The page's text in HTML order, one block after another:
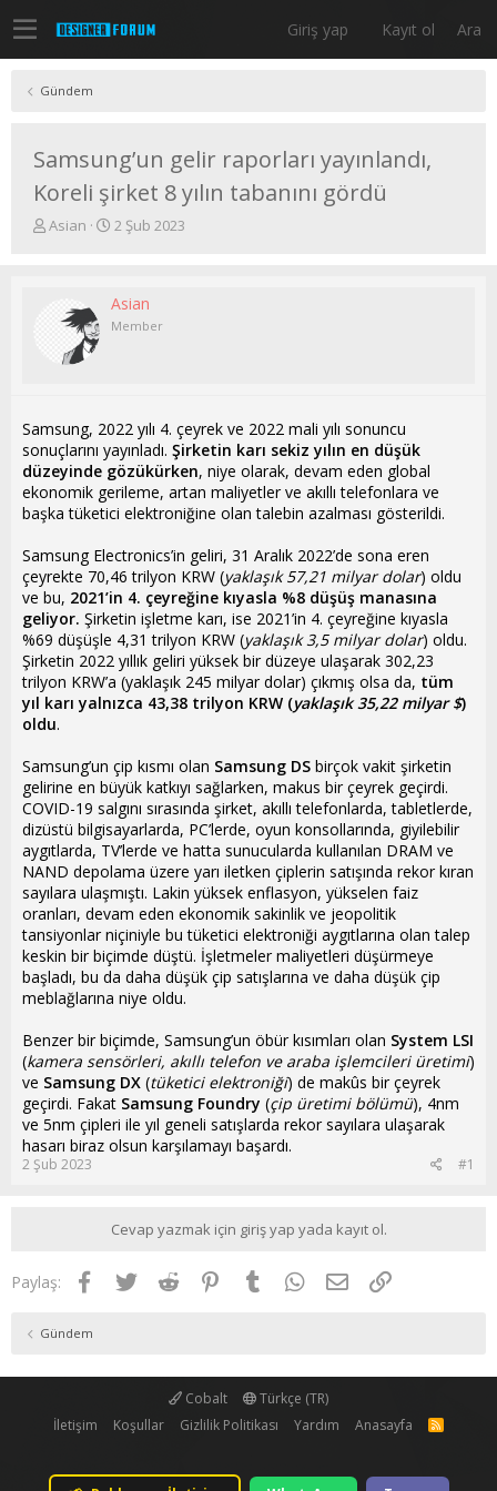
Giriş yap Kayıt ol Ara
Gündem
Samsung’un gelir raporları yayınlandı,
Koreli şirket 8 yılın tabanını gördü
K
a
t
n
Asian
B
a
n
a
r
h
i
2 Şub 2023
Asian
Member
Samsung, 2022 yılı 4. çeyrek ve 2022 mali yılı sonuncu
sonuçlarını yayınladı. Şirketin karı sekiz yılın en düşük
düzeyinde gözükürken, niye olarak, devam eden global
ekonomik gerileme, artan maliyetler ve akıllı telefonlara ve
başka tüketici elektroniğine olan talebin azalması gösterildi.
Samsung Electronics’in geliri, 31 Aralık 2022’de sona eren
çeyrekte 70,46 trilyon KRW (yaklaşık 57,21 milyar dolar) oldu
ve bu, 2021’in 4. çeyreğine kıyasla %8 düşüş manasına
geliyor. Şirketin işletme karı, ise 2021’in 4. çeyreğine kıyasla
%69 düşüşle 4,31 trilyon KRW (yaklaşık 3,5 milyar dolar) oldu.
Şirketin 2022 yıllık geliri yüksek bir düzeye ulaşarak 302,23
trilyon KRW’a (yaklaşık 245 milyar dolar) çıkmış olsa da, tüm
yıl karı yalnızca 43,38 trilyon KRW (yaklaşık 35,22 milyar $)
oldu.
Samsung’un çip kısmı olan Samsung DS birçok vakit şirketin
gelirine en büyük katkıyı sağlarken, makus bir çeyrek geçirdi.
COVID-19 salgını sırasında şirket, akıllı telefonlarda, tabletlerde,
dizüstü bilgisayarlarda, PC’lerde, oyun konsollarında, giyilebilir
aygıtlarda, TV’lerde ve hatta sunucularda kullanılan DRAM ve
NAND depolama üzere yarı iletken çiplerin satışında rekor kıran
sayılara ulaşmıştı. Lakin yüksek enflasyon, yükselen faiz
oranları, devam eden ekonomik sakinlik ve jeopolitik
tansiyonlar niçiniyle bu tüketici elektroniği aygıtlarına olan talep
keskin bir biçimde düştü. İşletmeler maliyetleri düşürmeye
başladı, bu da daha düşük çip satışlarına ve daha düşük çip
meblağlarına niye oldu.
Benzer bir biçimde, Samsung’un öbür kısımları olan System LSI
(kamera sensörleri, akıllı telefon ve araba işlemcileri üretimi)
ve Samsung DX (tüketici elektroniği) de makûs bir çeyrek
geçirdi. Fakat Samsung Foundry (çip üretimi bölümü), 4nm
ve 5nm çipleri ile yıl geneli satışlarda rekor sayılara ulaşarak
hasarı biraz olsun karşılamayı başardı.
2 Şub 2023 #1
Cevap yazmak için giriş yap yada kayıt ol.
Paylaş: Facebook
TwitterReddit PinterestTumblrWhatsApp
E-postaLink
Gündem
Cobalt
Türkçe (TR)
İletişim
Koşullar Gizlilik Politikası Yardım Anasayfa
R